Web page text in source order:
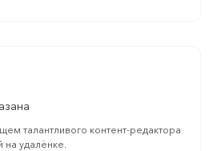
талантливого контент-редактора
на удалёнке.